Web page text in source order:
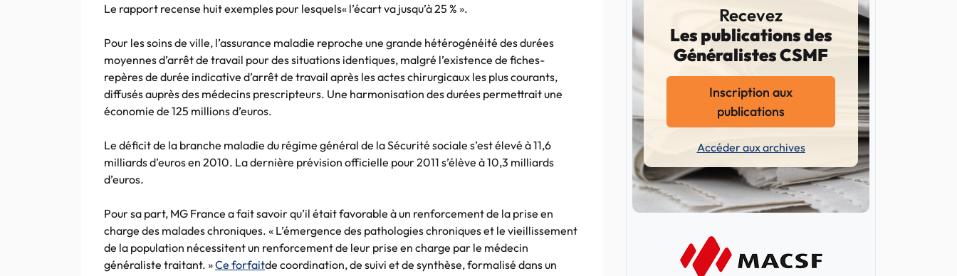
Le rapport recense huit exemples pour lesquels« l’écart va jusqu’à 25 % ».
Pour les soins de ville, l’assurance maladie reproche une grande hétérogénéité des durées
moyennes d’arrêt de travail pour des situations identiques, malgré l’existence de fiches-
repères de durée indicative d’arrêt de travail après les actes chirurgicaux les plus courants,
diffusés auprès des médecins prescripteurs. Une harmonisation des durées permettrait une
économie de 125 millions d’euros.
Le déficit de la branche maladie du régime général de la Sécurité sociale s’est élevé à 11,6
milliards d’euros en 2010. La dernière prévision officielle pour 2011 s’élève à 10,3 milliards
d’euros.
Pour sa part, MG France a fait savoir qu’il était favorable à un renforcement de la prise en
charge des malades chroniques. « L’émergence des pathologies chroniques et le vieillissement
de la population nécessitent un renforcement de leur prise en charge par le médecin
généraliste traitant. »Ce forfaitde coordination, de suivi et de synthèse, formalisé dans un
Recevez
Les publications des
Généralistes CSMF
Inscription aux
publications
Accéder aux archives